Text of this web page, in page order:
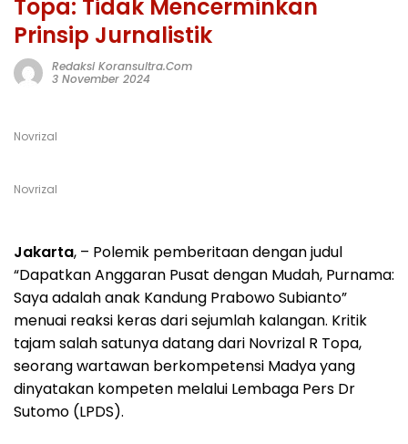
Topa: Tidak Mencerminkan
Prinsip Jurnalistik
Redaksi Koransultra.com
3 November 2024
Novrizal
Novrizal
Jakarta, – Polemik pemberitaan dengan judul
“Dapatkan Anggaran Pusat dengan Mudah, Purnama:
Saya adalah anak Kandung Prabowo Subianto”
menuai reaksi keras dari sejumlah kalangan. Kritik
tajam salah satunya datang dari Novrizal R Topa,
seorang wartawan berkompetensi Madya yang
dinyatakan kompeten melalui Lembaga Pers Dr
Sutomo (LPDS).